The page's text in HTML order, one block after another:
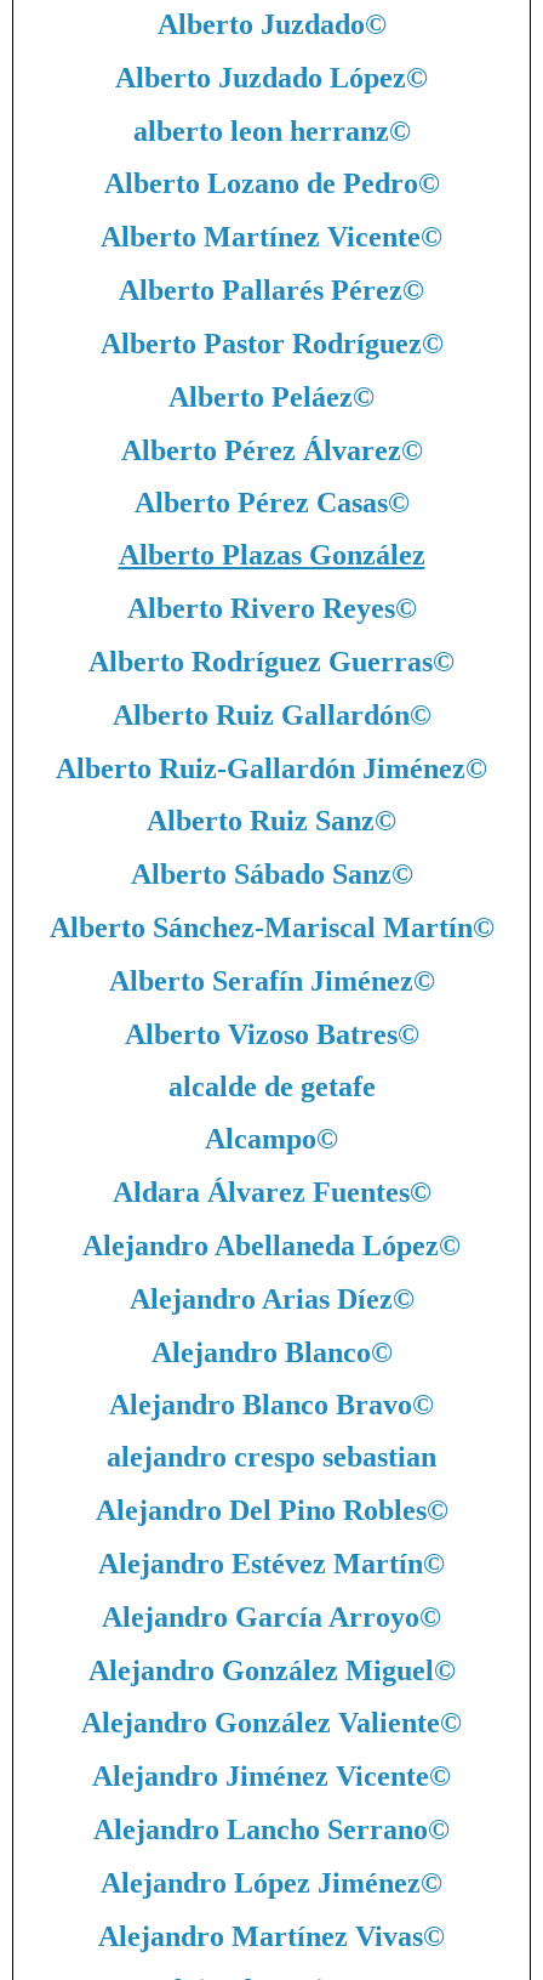
Alberto Juzdado©
Alberto Juzdado López©
alberto leon herranz©
Alberto Lozano de Pedro©
Alberto Martínez Vicente©
Alberto Pallarés Pérez©
Alberto Pastor Rodríguez©
Alberto Peláez©
Alberto Pérez Álvarez©
Alberto Pérez Casas©
Alberto Plazas González
Alberto Rivero Reyes©
Alberto Rodríguez Guerras©
Alberto Ruiz Gallardón©
Alberto Ruiz-Gallardón Jiménez©
Alberto Ruiz Sanz©
Alberto Sábado Sanz©
Alberto Sánchez-Mariscal Martín©
Alberto Serafín Jiménez©
Alberto Vizoso Batres©
alcalde de getafe
Alcampo©
Aldara Álvarez Fuentes©
Alejandro Abellaneda López©
Alejandro Arias Díez©
Alejandro Blanco©
Alejandro Blanco Bravo©
alejandro crespo sebastian
Alejandro Del Pino Robles©
Alejandro Estévez Martín©
Alejandro García Arroyo©
Alejandro González Miguel©
Alejandro González Valiente©
Alejandro Jiménez Vicente©
Alejandro Lancho Serrano©
Alejandro López Jiménez©
Alejandro Martínez Vivas©